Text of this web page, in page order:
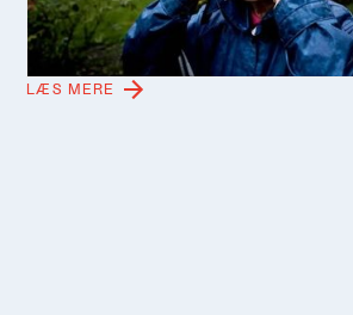
deres måde at gardere sig imod
er markant, for
står til at løbe op i 5,3 mia. kr.
LÆS MERE